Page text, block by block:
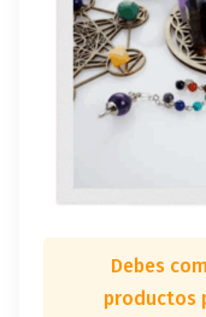
Debes
productos